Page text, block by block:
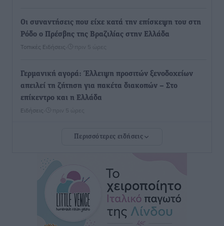
Οι συναντήσεις που είχε κατά την επίσκεψη του στη
Ρόδο ο Πρέσβης της Βραζιλίας στην Ελλάδα
Τοπικές Ειδήσεις πριν 5 ώρες
Γερμανική αγορά: Έλλειψη προσιτών ξενοδοχείων
απειλεί τη ζήτηση για πακέτα διακοπών – Στο
επίκεντρο και η Ελλάδα
Ειδήσεις πριν 5 ώρες
Νέο ξενοδοχείο στη Ρόδο για την H Hotels –
στην Κω
Τοπικές Ειδήσεις • πριν 5 ώρες
Αυτοκίνητο μπήκε παράνομα σε μονόδρομο στο
Μαστιχάρι – Αναποδογύρισε όχημα με μητέρα και
Περισσότερες ειδήσεις